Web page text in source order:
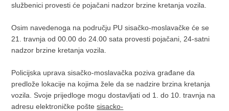
službenici provesti će pojačani nadzor brzine kretanja vozila.
Osim navedenoga na području PU sisačko-moslavačke će se
21. travnja od 00.00 do 24.00 sata provesti pojačani, 24-satni
nadzor brzine kretanja vozila.
Policijska uprava sisačko-moslavačka poziva građane da
predlože lokacije na kojima žele da se nadzire brzina kretanja
vozila. Svoje prijedloge mogu dostavljati od 1. do 10. travnja na
adresu elektroničke poštesisacko-